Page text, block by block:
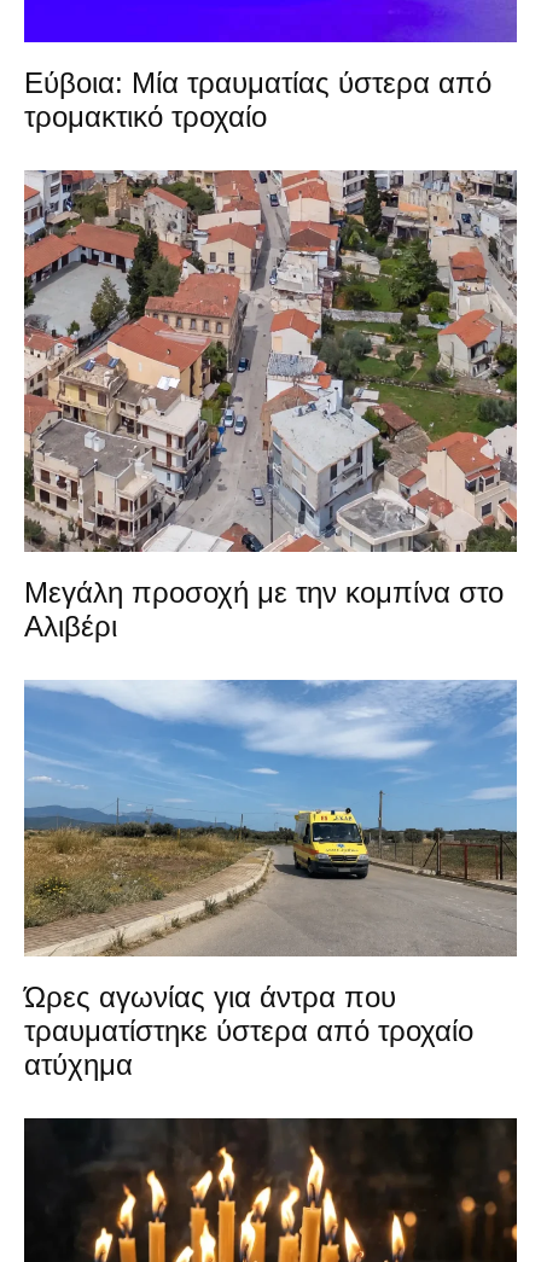
Εύβοια: Μία τραυματίας ύστερα από
τρομακτικό τροχαίο
Μεγάλη προσοχή με την κομπίνα στο
Αλιβέρι
Ώρες αγωνίας για άντρα που
τραυματίστηκε ύστερα από τροχαίο
ατύχημα